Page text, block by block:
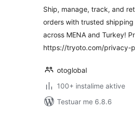
Ship, manage, track, and
orders with trusted shipping
across MENA and Turkey!
https://tryoto.com/privacy-
otoglobal
100+ instalime aktive
Testuar me 6.8.6